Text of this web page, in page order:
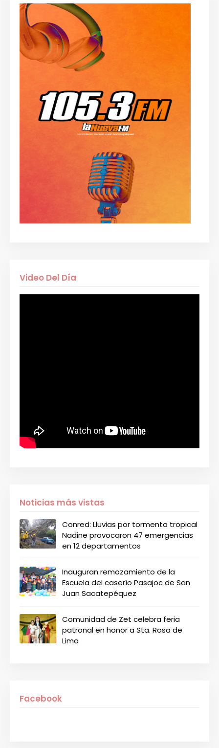
Video Del Día
Noticias más vistas
Conred: Lluvias por tormenta tropical
Nadine provocaron 47 emergencias
en 12 departamentos
Inauguran remozamiento de la
Escuela del caserío Pasajoc de San
Juan Sacatepéquez
Comunidad de Zet celebra feria
patronal en honor a Sta. Rosa de
Lima
Facebook